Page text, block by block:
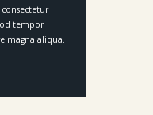
tempor
magna aliqua.